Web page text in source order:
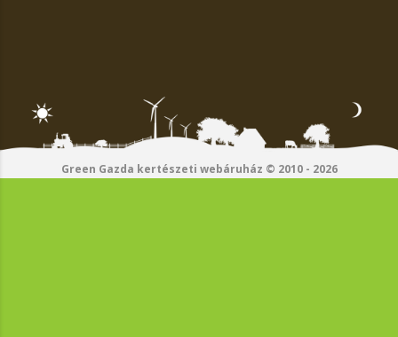
Green Gazda kertészeti webáruház © 2010 - 2026